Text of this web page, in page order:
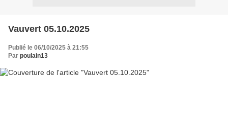
Vauvert 05.10.2025
Publié le 06/10/2025 à 21:55
Par poulain13